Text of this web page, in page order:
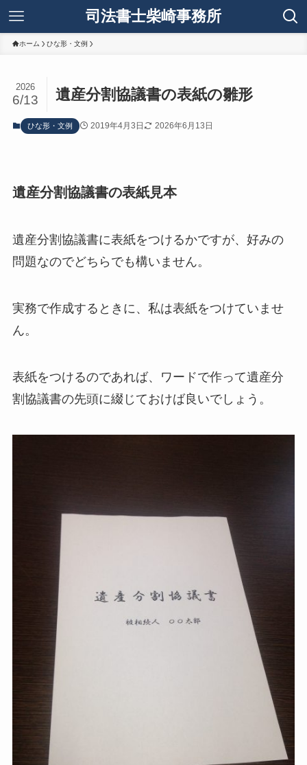
司法書士柴崎事務所
ホーム ひな形・文例
遺産分割協議書の表紙の雛形
2026
6/13
ひな形・文例 2019年4月3日 2026年6月13日
遺産分割協議書の表紙見本
遺産分割協議書に表紙をつけるかですが、好みの
問題なのでどちらでも構いません。
実務で作成するときに、私は表紙をつけていませ
ん。
表紙をつけるのであれば、ワードで作って遺産分
割協議書の先頭に綴じておけば良いでしょう。